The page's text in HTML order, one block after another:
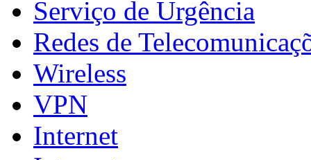
Serviço de Urgência
Redes de
Wireless
VPN
Internet